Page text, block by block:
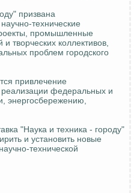
призвана
технические
промышленные
творческих коллективов,
проблем городского
привлечение
федеральных и
энергосбережению,
"Наука и техника - городу"
и установить новые
технической